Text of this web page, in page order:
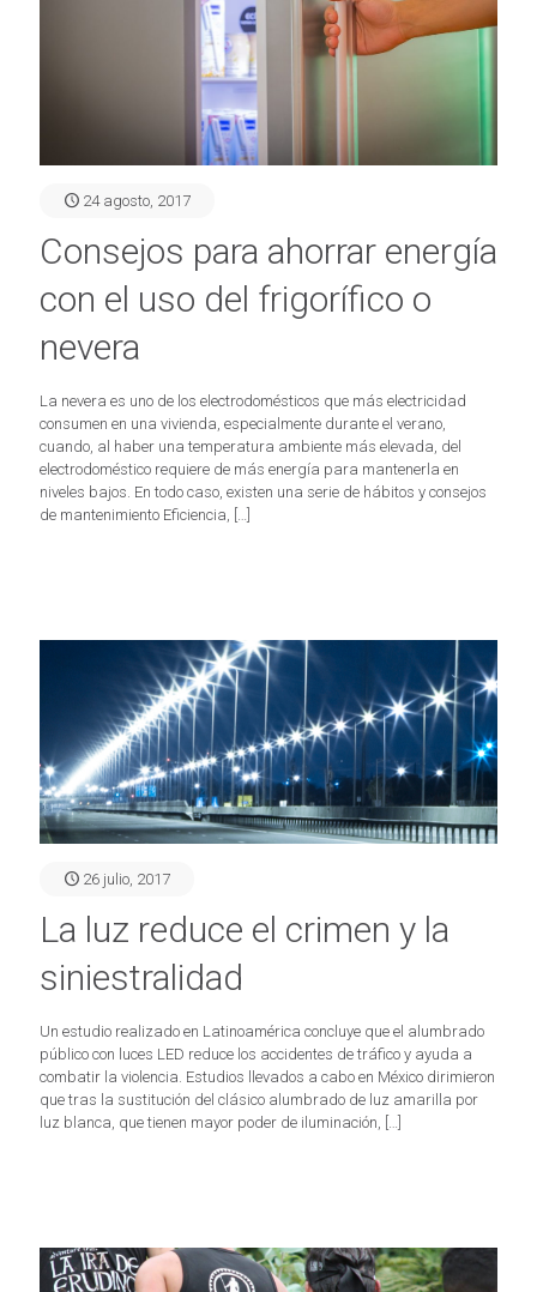
24 agosto, 2017
Consejos para ahorrar energía
con el uso del frigorífico o
nevera
La nevera es uno de los electrodomésticos que más electricidad
consumen en una vivienda, especialmente durante el verano,
cuando, al haber una temperatura ambiente más elevada, del
electrodoméstico requiere de más energía para mantenerla en
niveles bajos. En todo caso, existen una serie de hábitos y consejos
de mantenimiento Eficiencia,
26 julio, 2017
La luz reduce el crimen y la
siniestralidad
Un estudio realizado en Latinoamérica concluye que el alumbrado
público con luces LED reduce los accidentes de tráfico y ayuda a
combatir la violencia. Estudios llevados a cabo en México dirimieron
que tras la sustitución del clásico alumbrado de luz amarilla por
luz blanca, que tienen mayor poder de iluminación, […]